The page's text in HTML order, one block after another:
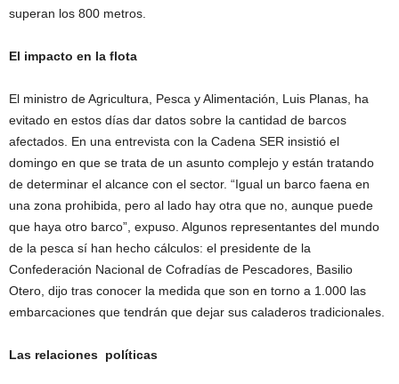
superan los 800 metros.
El impacto en la flota
El ministro de Agricultura, Pesca y Alimentación, Luis Planas, ha
evitado en estos días dar datos sobre la cantidad de barcos
afectados. En una entrevista con la Cadena SER insistió el
domingo en que se trata de un asunto complejo y están tratando
de determinar el alcance con el sector. “Igual un barco faena en
una zona prohibida, pero al lado hay otra que no, aunque puede
que haya otro barco”, expuso. Algunos representantes del mundo
de la pesca sí han hecho cálculos: el presidente de la
Confederación Nacional de Cofradías de Pescadores, Basilio
Otero, dijo tras conocer la medida que son en torno a 1.000 las
embarcaciones que tendrán que dejar sus caladeros tradicionales.
Las relaciones políticas